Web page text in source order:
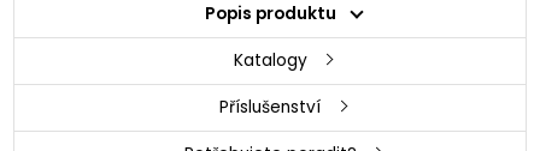
Popis produktu
Katalogy
Příslušenství